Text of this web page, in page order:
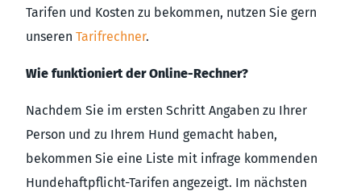
Tarifen und Kosten zu bekommen, nutzen Sie gern
unseren Tarifrechner.
Wie funktioniert der Online-Rechner?
Nachdem Sie im ersten Schritt Angaben zu Ihrer
Person und zu Ihrem Hund gemacht haben,
bekommen Sie eine Liste mit infrage kommenden
Hundehaftpflicht-Tarifen angezeigt. Im nächsten